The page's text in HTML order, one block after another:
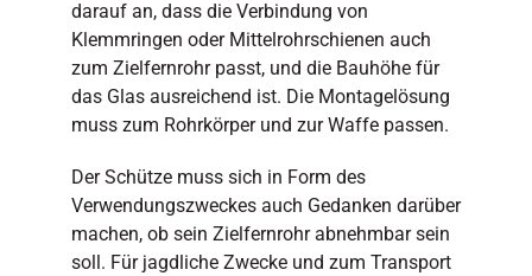
darauf an, dass die Verbindung von
Klemmringen oder Mittelrohrschienen auch
zum Zielfernrohr passt, und die Bauhöhe für
das Glas ausreichend ist. Die Montagelösung
muss zum Rohrkörper und zur Waffe passen.
Der Schütze muss sich in Form des
Verwendungszweckes auch Gedanken darüber
machen, ob sein Zielfernrohr abnehmbar sein
soll. Für jagdliche Zwecke und zum Transport